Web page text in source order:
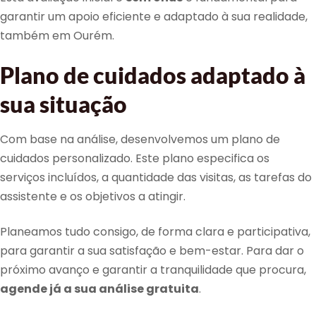
garantir um apoio eficiente e adaptado à sua realidade,
também em Ourém.
Plano de cuidados adaptado à
sua situação
Com base na análise, desenvolvemos um plano de
cuidados personalizado. Este plano especifica os
serviços incluídos, a quantidade das visitas, as tarefas do
assistente e os objetivos a atingir.
Planeamos tudo consigo, de forma clara e participativa,
para garantir a sua satisfação e bem-estar. Para dar o
próximo avanço e garantir a tranquilidade que procura,
agende já a sua análise gratuita.